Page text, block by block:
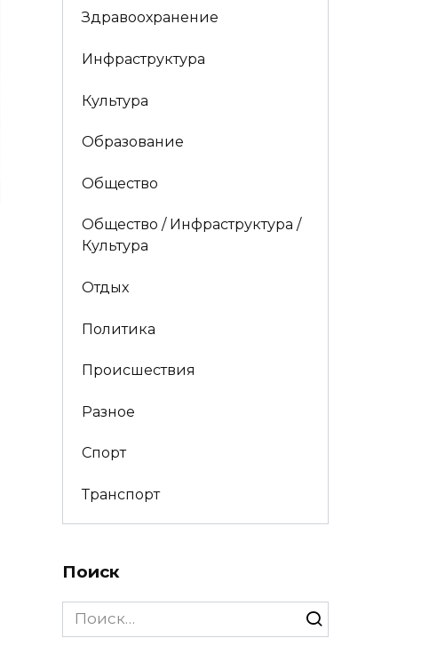
Здравоохранение
Инфраструктура
Культура
Образование
Общество
Общество / Инфраструктура /
Культура
Отдых
Политика
Происшествия
Разное
Спорт
Транспорт
Поиск
Search
for: